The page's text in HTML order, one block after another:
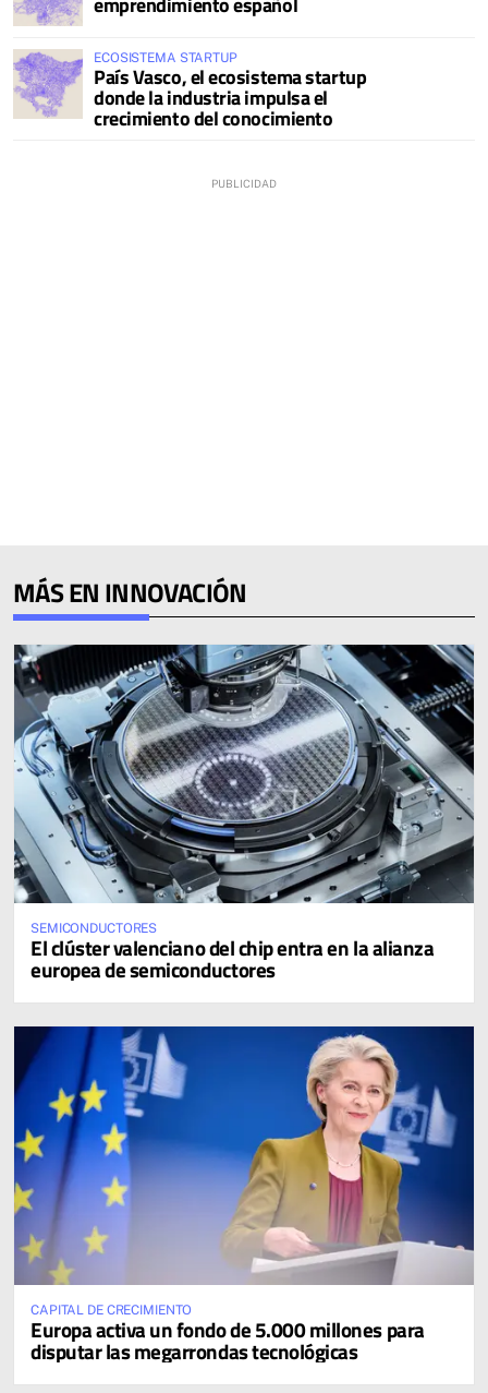
ECOSISTEMA STARTUP
País Vasco, el ecosistema startup
donde la industria impulsa el
crecimiento del conocimiento
MÁS EN INNOVACIÓN
SEMICONDUCTORES
El clúster valenciano del chip entra en la alianza
europea de semiconductores
CAPITAL DE CRECIMIENTO
Europa activa un fondo de 5.000 millones para
disputar las megarrondas tecnológicas